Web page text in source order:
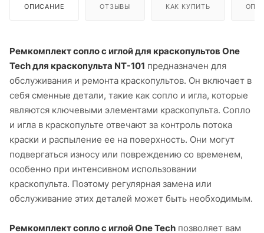
ОПИСАНИЕ ОТЗЫВЫ КАК КУПИТЬ
Ремкомплект сопло с иглой для краскопультов One
Techдля краскопульта NT-101 предназначен для
обслуживания и ремонта краскопультов. Он включает в
себя сменные детали, такие как сопло и игла, которые
являются ключевыми элементами краскопульта. Сопло
и игла в краскопульте отвечают за контроль потока
краски и распыление ее на поверхность. Они могут
подвергаться износу или повреждению со временем,
особенно при интенсивном использовании
краскопульта. Поэтому регулярная замена или
обслуживание этих деталей может быть необходимым.
Ремкомплект сопло с иглой One Tech позволяет вам